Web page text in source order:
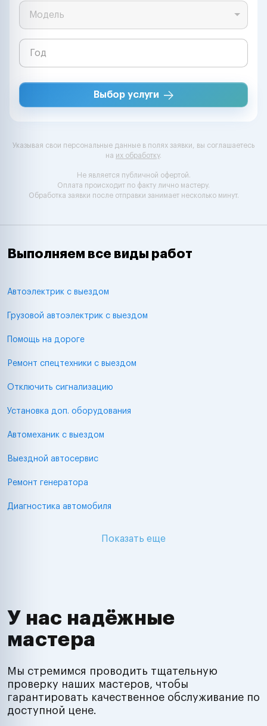
Модель
Выбор услуги
Указывая свои персональные данные в полях заявки, вы соглашаетесь
на их обработку.
Не является публичной офертой.
Оплата происходит по факту лично мастеру.
Обработка заявки после отправки занимает несколько минут.
Выполняем все виды работ
Автоэлектрик с выездом
Грузовой автоэлектрик с выездом
Помощь на дороге
Ремонт спецтехники с выездом
Отключить сигнализацию
Установка доп. оборудования
Автомеханик с выездом
Выездной автосервис
Ремонт генератора
Диагностика автомобиля
Показать еще
У нас надёжные
мастера
Мы стремимся проводить тщательную
проверку наших мастеров, чтобы
гарантировать качественное обслуживание по
доступной цене.